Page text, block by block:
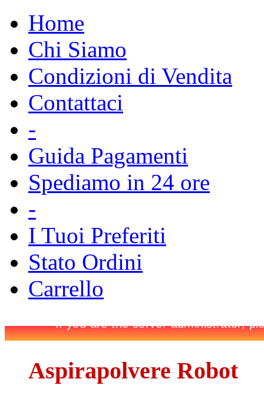
Home
Chi Siamo
Condizioni di Vendita
Contattaci
-
Guida Pagamenti
Spediamo in 24 ore
-
I Tuoi Preferiti
Stato Ordini
Carrello
Aspirapolvere Robot